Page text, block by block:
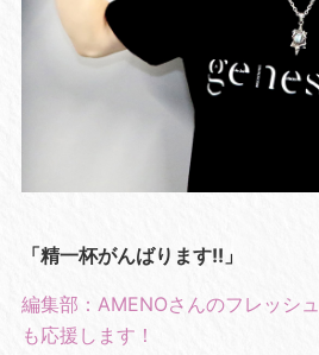
「精一杯がんばります!!」
編集部：AMENOさんのフレッシ
も応援します！